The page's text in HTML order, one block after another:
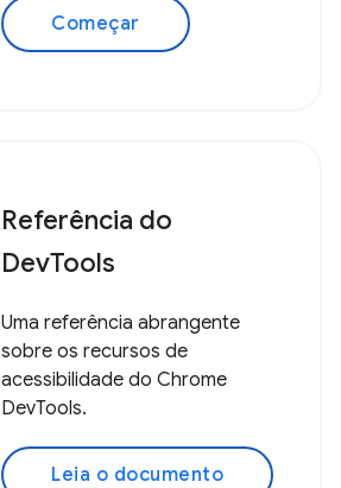
Começar
Referência do
DevTools
Uma referência abrangente
sobre os recursos de
acessibilidade do Chrome
DevTools.
Leia o documento